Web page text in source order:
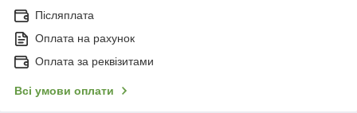
Післяплата
Оплата на рахунок
Оплата за реквізитами
Всі умови оплати